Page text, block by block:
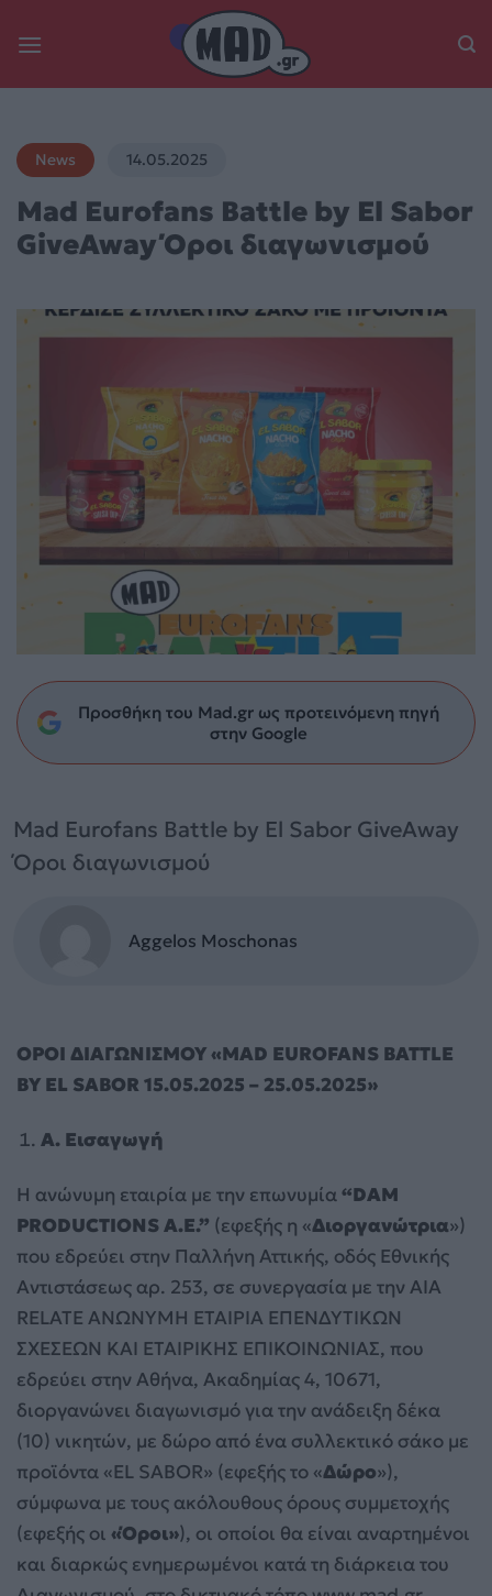
News 14.05.2025
Mad Eurofans Battle by El Sabor
GiveAway Όροι διαγωνισμού
Προσθήκη του Mad.gr ως προτεινόμενη πηγή
στην Google
Mad Eurofans Battle by El Sabor GiveAway
Όροι διαγωνισμού
Aggelos Moschonas
OPOI ΔΙΑΓΩΝΙΣΜΟΥ«MAD EUROFANS BATTLE
BY EL SABOR 15.05.2025 – 25.05.2025»
A. Εισαγωγή
Η ανώνυμη εταιρία με την επωνυμία“DAM
PRODUCTIONSA.E.” (εφεξής η «Διοργανώτρια»)
που εδρεύει στην Παλλήνη Αττικής, οδός Εθνικής
Αντιστάσεως αρ. 253, σε συνεργασία με την ΑΙΑ
RELATE ΑΝΩΝΥΜΗ ΕΤΑΙΡΙΑ ΕΠΕΝΔΥΤΙΚΩΝ
ΣΧΕΣΕΩΝ ΚΑΙ ΕΤΑΙΡΙΚΗΣ ΕΠΙΚΟΙΝΩΝΙΑΣ, που
εδρεύει στην Αθήνα, Ακαδημίας 4, 10671,
διοργανώνει διαγωνισμό για την ανάδειξη δέκα
(10) νικητών, με δώρο από ένα συλλεκτικό σάκο με
προϊόντα «EL SABOR» (εφεξής το «Δώρο»),
σύμφωνα με τους ακόλουθους όρους συμμετοχής
(εφεξής οι «Όροι»), οι οποίοι θα είναι αναρτημένοι
και διαρκώς ενημερωμένοι κατά τη διάρκεια του